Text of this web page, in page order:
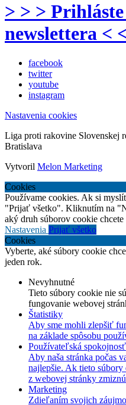
> > >
newslettera <
facebook
twitter
youtube
instagram
Nastavenia cookies
Liga proti rakovine Slovenskej
Bratislava
Vytvoril Melon Marketing
Cookies
Používame cookies. Ak si
"Prijať všetko". Kliknutím na
aký druh súborov cookie
Nastavenia Prijať všetko
Cookies
Vyberte, aké súbory cookie
jeden rok.
Nevyhnutné
Tieto súbory cookie nie
fungovanie webovej
Štatistiky
Aby sme mohli zlepšiť
na základe spôsobu
Používateľská spokojnosť
Aby naša stránka počas
najlepšie. Ak tieto
z webovej stránky
Marketing
Zdieľaním svojich